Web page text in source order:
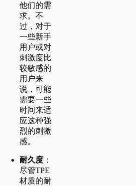
他们的需
求。不
过，对于
一些新手
用户或对
刺激度比
较敏感的
用户来
说，可能
需要一些
时间来适
应这种强
烈的刺激
感。
耐久度 ：
尽管TPE
材质的耐